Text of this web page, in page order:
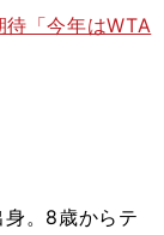
「今年はWTA
。8歳からテ